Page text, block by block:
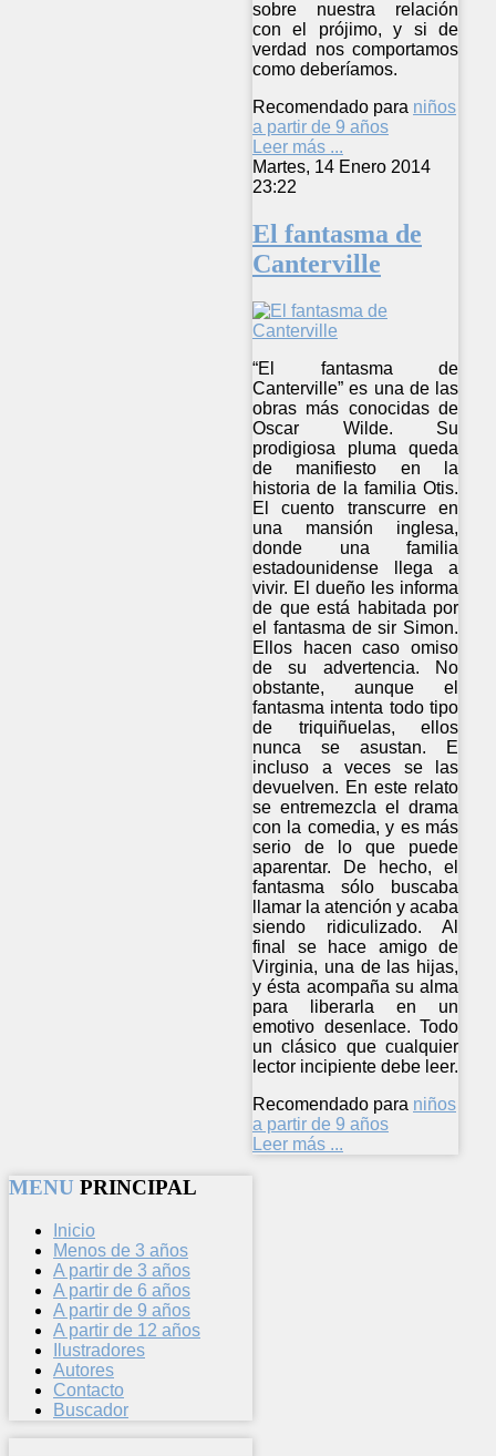
sobre nuestra relación
con el prójimo, y si de
verdad nos comportamos
como deberíamos.
Recomendado para niños
a partir de 9 años
Leer más ...
Martes, 14 Enero 2014
23:22
El fantasma de
Canterville
“El fantasma de
Canterville” es una de las
obras más conocidas de
Oscar Wilde. Su
prodigiosa pluma queda
de manifiesto en la
historia de la familia Otis.
El cuento transcurre en
una mansión inglesa,
donde una familia
estadounidense llega a
vivir. El dueño les informa
de que está habitada por
el fantasma de sir Simon.
Ellos hacen caso omiso
de su advertencia. No
obstante, aunque el
fantasma intenta todo tipo
de triquiñuelas, ellos
nunca se asustan. E
incluso a veces se las
devuelven. En este relato
se entremezcla el drama
con la comedia, y es más
serio de lo que puede
aparentar. De hecho, el
fantasma sólo buscaba
llamar la atención y acaba
siendo ridiculizado. Al
final se hace amigo de
Virginia, una de las hijas,
y ésta acompaña su alma
para liberarla en un
emotivo desenlace. Todo
un clásico que cualquier
lector incipiente debe leer.
Recomendado para niños
a partir de 9 años
Leer más ...
MENU PRINCIPAL
Inicio
Menos de 3 años
A partir de 3 años
A partir de 6 años
A partir de 9 años
A partir de 12 años
Ilustradores
Autores
Contacto
Buscador